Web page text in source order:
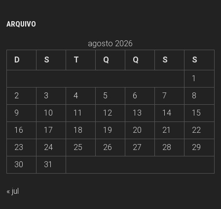
ARQUIVO
agosto 2026
D
S T Q Q S
S
1
2
3 4 5 6 7
8
9
10 11 12 13 14
15
16
17 18 19 20 21
22
23
24 25 26 27 28
29
30
31
« jul